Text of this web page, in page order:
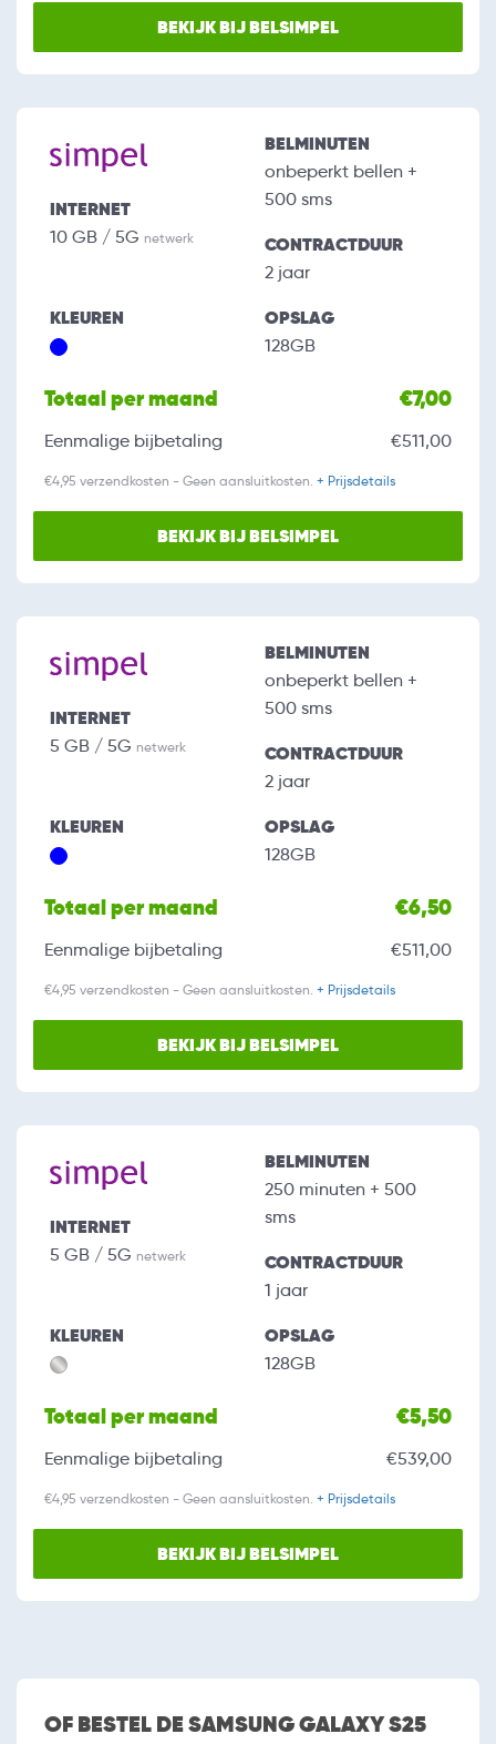
BEKIJK BIJ BELSIMPEL
INTERNET
10 GB / 5G netwerk
BELMINUTEN
onbeperkt bellen +
500 sms
CONTRACTDUUR
2 jaar
KLEUREN OPSLAG
128GB
Totaal per maand €7,00
Eenmalige bijbetaling €511,00
€4,95 verzendkosten - Geen aansluitkosten. + Prijsdetails
BEKIJK BIJ BELSIMPEL
INTERNET
5 GB / 5G netwerk
BELMINUTEN
onbeperkt bellen +
500 sms
CONTRACTDUUR
2 jaar
KLEUREN OPSLAG
128GB
Totaal per maand €6,50
Eenmalige bijbetaling €511,00
€4,95 verzendkosten - Geen aansluitkosten. + Prijsdetails
BEKIJK BIJ BELSIMPEL
INTERNET
5 GB / 5G netwerk
BELMINUTEN
250 minuten + 500
sms
CONTRACTDUUR
1 jaar
KLEUREN OPSLAG
128GB
Totaal per maand €5,50
Eenmalige bijbetaling €539,00
€4,95 verzendkosten - Geen aansluitkosten. + Prijsdetails
BEKIJK BIJ BELSIMPEL
OF BESTEL DE SAMSUNG GALAXY S25